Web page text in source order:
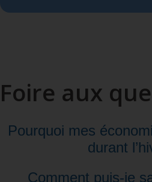
tarif
Foire aux
Pourquoi mes
durant
Comment puis-je